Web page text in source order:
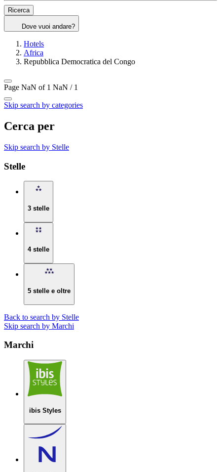
Ricerca
Dove vuoi andare?
Hotels
Africa
Repubblica Democratica del Congo
Page NaN of 1 NaN / 1
Skip search by categories
Cerca per
Skip search by Stelle
Stelle
3 stelle
4 stelle
5 stelle e oltre
Back to search by Stelle
Skip search by Marchi
Marchi
ibis Styles